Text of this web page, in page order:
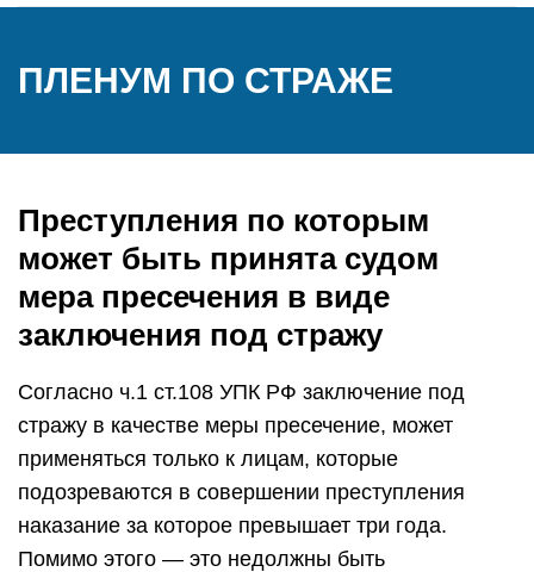
ПЛЕНУМ ПО СТРАЖЕ
Преступления по которым
может быть принята судом
мера пресечения в виде
заключения под стражу
Согласно ч.1 ст.108 УПК РФ заключение под
стражу в качестве меры пресечение, может
применяться только к лицам, которые
подозреваются в совершении преступления
наказание за которое превышает три года.
Помимо этого — это недолжны быть